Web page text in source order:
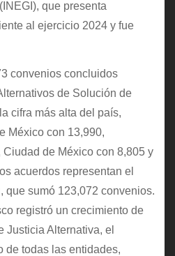
que presenta
al ejercicio 2024 y fue
convenios concluidos
de Solución de
cifra más alta del país,
México con 13,990,
de México con 8,805 y
acuerdos representan el
que sumó 123,072 convenios.
registró un crecimiento de
Justicia Alternativa, el
de todas las entidades,